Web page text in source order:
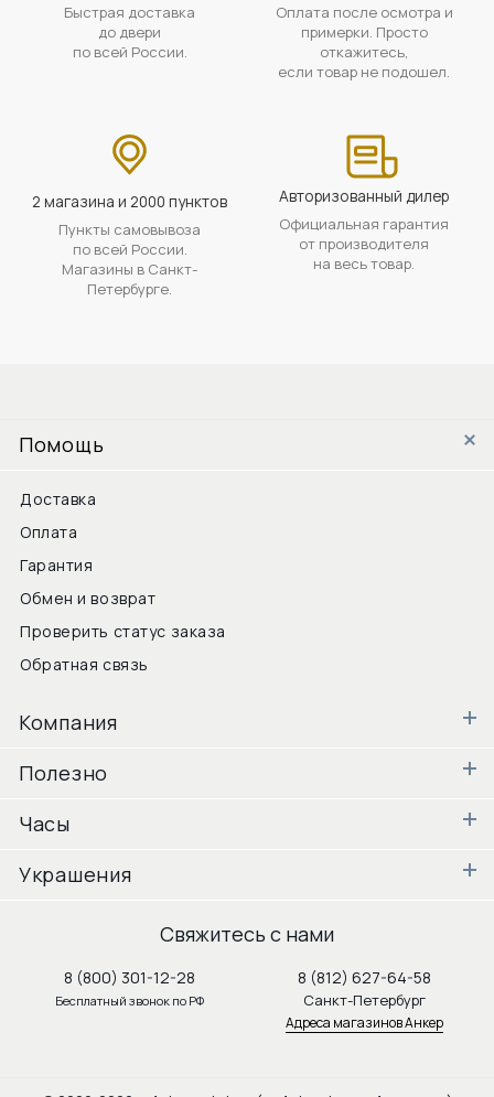
Быстрая доставка
до двери
по всей России.
Оплата после осмотра и
примерки. Просто
откажитесь,
если товар не подошел.
2 магазина и 2000 пунктов
Пункты самовывоза
по всей России.
Магазины в Санкт-
Петербурге.
Авторизованный дилер
Официальная гарантия
от производителя
на весь товар.
Помощь
Доставка
Оплата
Гарантия
Обмен и возврат
Проверить статус заказа
Обратная связь
Компания
Полезно
Часы
Украшения
Свяжитесь с нами
8 (800) 301-12-28
Бесплатный звонок по РФ
8 (812) 627-64-58
Санкт-Петербург
Адреса магазинов Анкер